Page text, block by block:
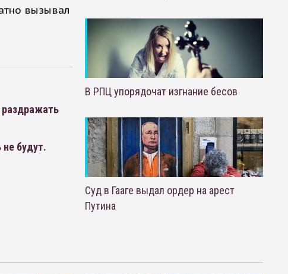
вызывал
раздражать
будут.
В РПЦ упорядочат изгнание бесов
Суд в Гааге выдал ордер на арест
Путина